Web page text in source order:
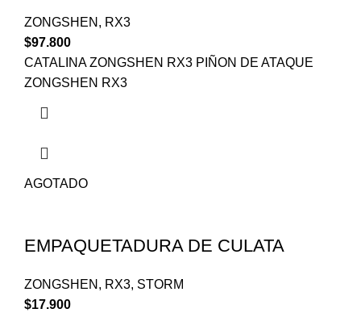
ZONGSHEN , RX3
$97.800
CATALINA ZONGSHEN RX3 PIÑON DE ATAQUE
ZONGSHEN RX3
AGOTADO
EMPAQUETADURA DE CULATA
ZONGSHEN , RX3, STORM
$17.900